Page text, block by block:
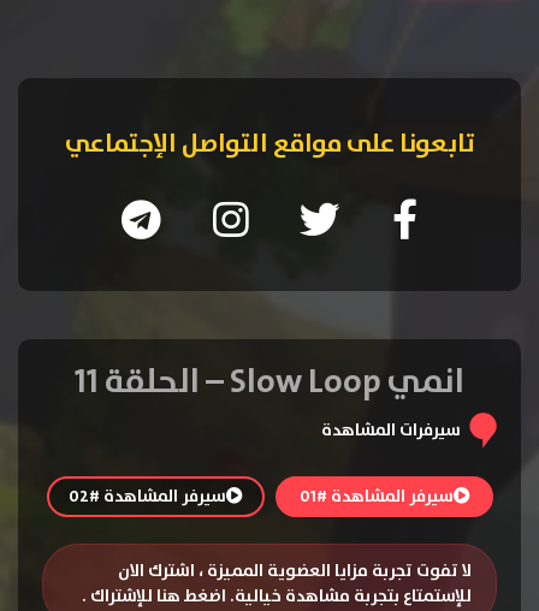
تابعونا على مواقع التواصل الإجتماعي
انمي Slow Loop – الحلقة 11
سيرفرات المشاهدة
سيرفر المشاهدة #01 سيرفر المشاهدة #02
لا تفوت تجربة مزايا العضوية المميزة ، اشترك الان
للإستمتاع بتجربة مشاهدة خيالية. اضغط هنا للإشتراك .